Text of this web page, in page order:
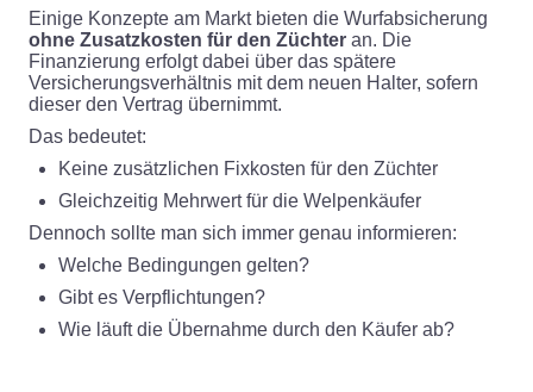
Einige Konzepte am Markt bieten die Wurfabsicherung
ohne Zusatzkosten für den Züchter an. Die
Finanzierung erfolgt dabei über das spätere
Versicherungsverhältnis mit dem neuen Halter, sofern
dieser den Vertrag übernimmt.
Das bedeutet:
Keine zusätzlichen Fixkosten für den Züchter
Gleichzeitig Mehrwert für die Welpenkäufer
Dennoch sollte man sich immer genau informieren:
Welche Bedingungen gelten?
Gibt es Verpflichtungen?
Wie läuft die Übernahme durch den Käufer ab?